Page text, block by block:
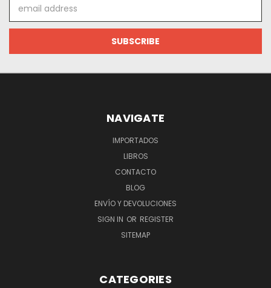
Address
NAVIGATE
IMPORTADOS
LIBROS
CONTACTO
BLOG
ENVÍO Y DEVOLUCIONES
SIGN IN OR REGISTER
SITEMAP
CATEGORIES